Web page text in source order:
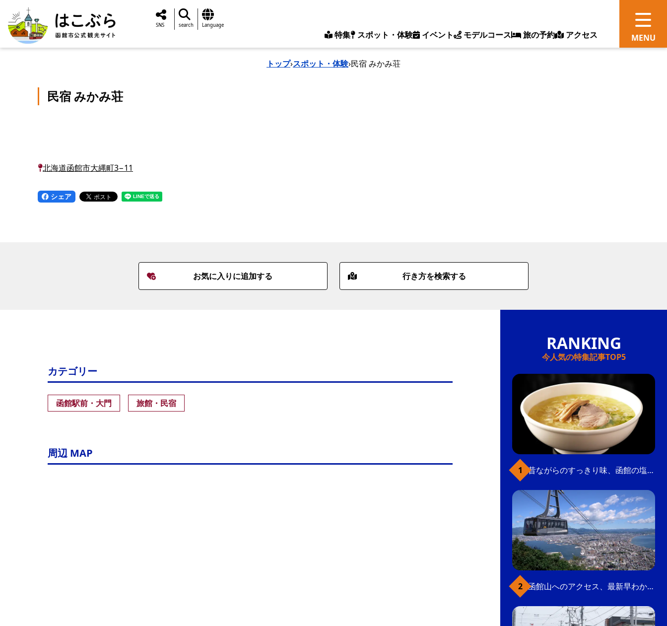
特集 スポット・体験 イベント モデルコース 旅の予約 アクセス
SNS search Language
トップ›スポット・体験›民宿 みかみ荘
民宿 みかみ荘
北海道函館市大縄町3−11
シェア
お気に入りに追加する 行き方を検索する
カテゴリー
函館駅前・大門 旅館・民宿
周辺 MAP
今人気の特集記事TOP5
昔ながらのすっきり味、函館の塩ラーメン
函館山へのアクセス、最新早わかりガイド